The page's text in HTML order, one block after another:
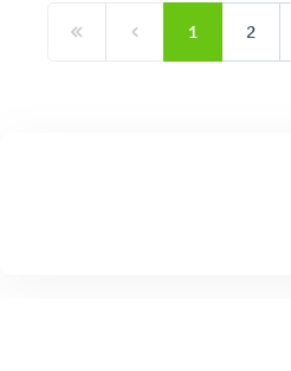
1 2